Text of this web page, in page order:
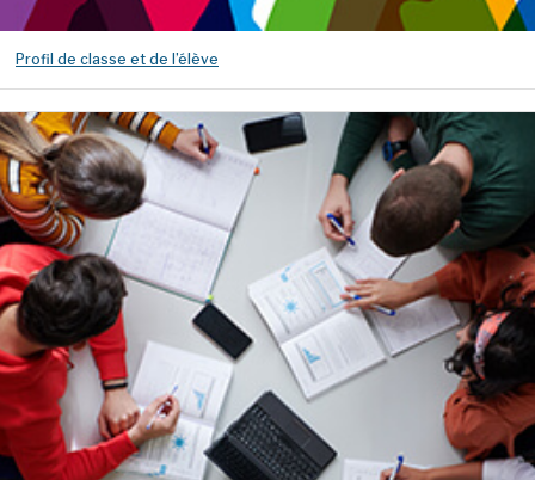
Profil de classe et de l’élève